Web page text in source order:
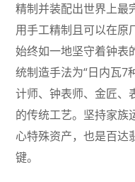
精制并装配出世界上最
用手工精制且可以在原
始终如一地坚守着钟表
统制造手法为“日内瓦7
计师、钟表师、金匠、
的传统工艺。坚持家族
心特殊资产，也是百达
键。